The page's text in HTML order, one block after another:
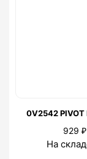
0V2542 PIVOT
929 ₽
На